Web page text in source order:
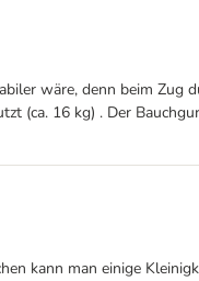
wäre, denn beim
(ca. 16 kg) . Der
kann man einige